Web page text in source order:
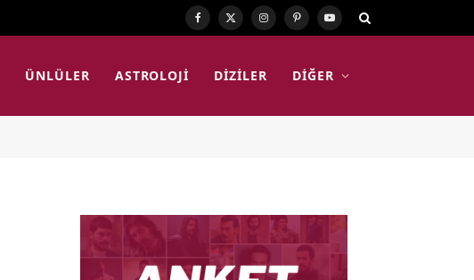
Facebook
X
Instagram
PinterestYouTube
ÜNLÜLER ASTROLOJI DIZILER DIĞER